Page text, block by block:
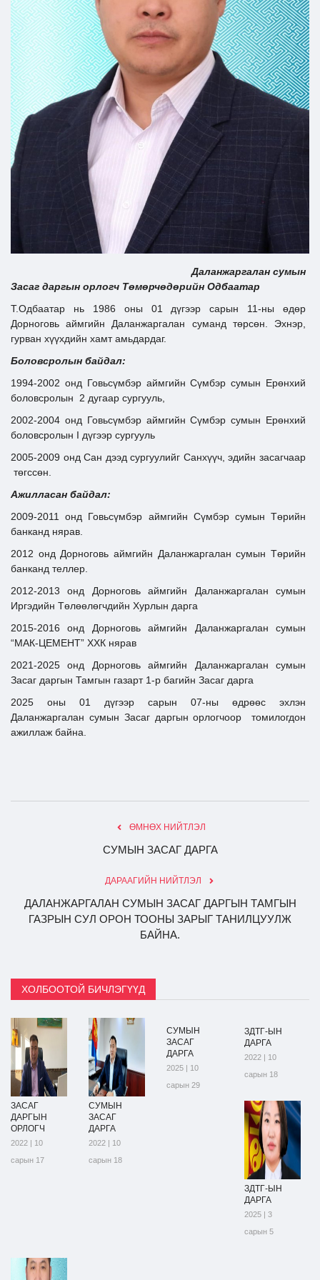
Ил тод байдал
Бодлого төлөвлөлт
Даланжаргалан сумын
Засаг даргын орлогч Төмөрчөдөрийн Одбаатар
Т.Одбаатар нь 1986 оны 01 дүгээр сарын 11-ны өдөр
Дорноговь аймгийн Даланжаргалан суманд төрсөн. Эхнэр,
гурван хүүхдийн хамт амьдардаг.
Боловсролын байдал:
1994-2002 онд Говьсүмбэр аймгийн Сүмбэр сумын Ерөнхий
боловсролын 2 дугаар сургууль,
2002-2004 онд Говьсүмбэр аймгийн Сүмбэр сумын Ерөнхий
боловсролын I дүгээр сургууль
2005-2009 онд Сан дээд сургуулийг Санхүүч, эдийн засагчаар
төгссөн.
Ажилласан байдал:
2009-2011 онд Говьсүмбэр аймгийн Сүмбэр сумын Төрийн
банканд нярав.
2012 онд Дорноговь аймгийн Даланжаргалан сумын Төрийн
банканд теллер.
2012-2013 онд Дорноговь аймгийн Даланжаргалан сумын
Иргэдийн Төлөөлөгчдийн Хурлын дарга
2015-2016 онд Дорноговь аймгийн Даланжаргалан сумын
“МАК-ЦЕМЕНТ” ХХК нярав
2021-2025 онд Дорноговь аймгийн Даланжаргалан сумын
Засаг даргын Тамгын газарт 1-р багийн Засаг дарга
2025 оны 01 дүгээр сарын 07-ны өдрөөс эхлэн
Даланжаргалан сумын Засаг даргын орлогчоор томилогдон
ажиллаж байна.
ӨМНӨХ НИЙТЛЭЛ
СУМЫН ЗАСАГ ДАРГА
ДАРААГИЙН НИЙТЛЭЛ
ДАЛАНЖАРГАЛАН СУМЫН ЗАСАГ ДАРГЫН ТАМГЫН
ГАЗРЫН СУЛ ОРОН ТООНЫ ЗАРЫГ ТАНИЛЦУУЛЖ
БАЙНА.
ХОЛБООТОЙ БИЧЛЭГҮҮД
ЗАСАГ
ДАРГЫН
ОРЛОГЧ
2022 | 10
сарын 17
СУМЫН
ЗАСАГ
ДАРГА
2022 | 10
сарын 18
СУМЫН
ЗАСАГ
ДАРГА
2025 | 10
сарын 29
ЗДТГ-ЫН
ДАРГА
2022 | 10
сарын 18
ЗДТГ-ЫН
ДАРГА
2025 | 3
сарын 5